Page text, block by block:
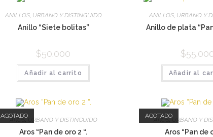
ANILLOS, URBANO Y DISTINGUIDO
Anillo “Siete bolitas”
$50.000
Añadir al carrito
ANILLOS, URBANO Y
Anillo de plata
$
Añadir al
AGOTADO
AROS, URBANO Y DISTINGUIDO
Aros “Pan de oro 2 “.
AGOTADO
AROS , URBANO Y
Aros “Pan de